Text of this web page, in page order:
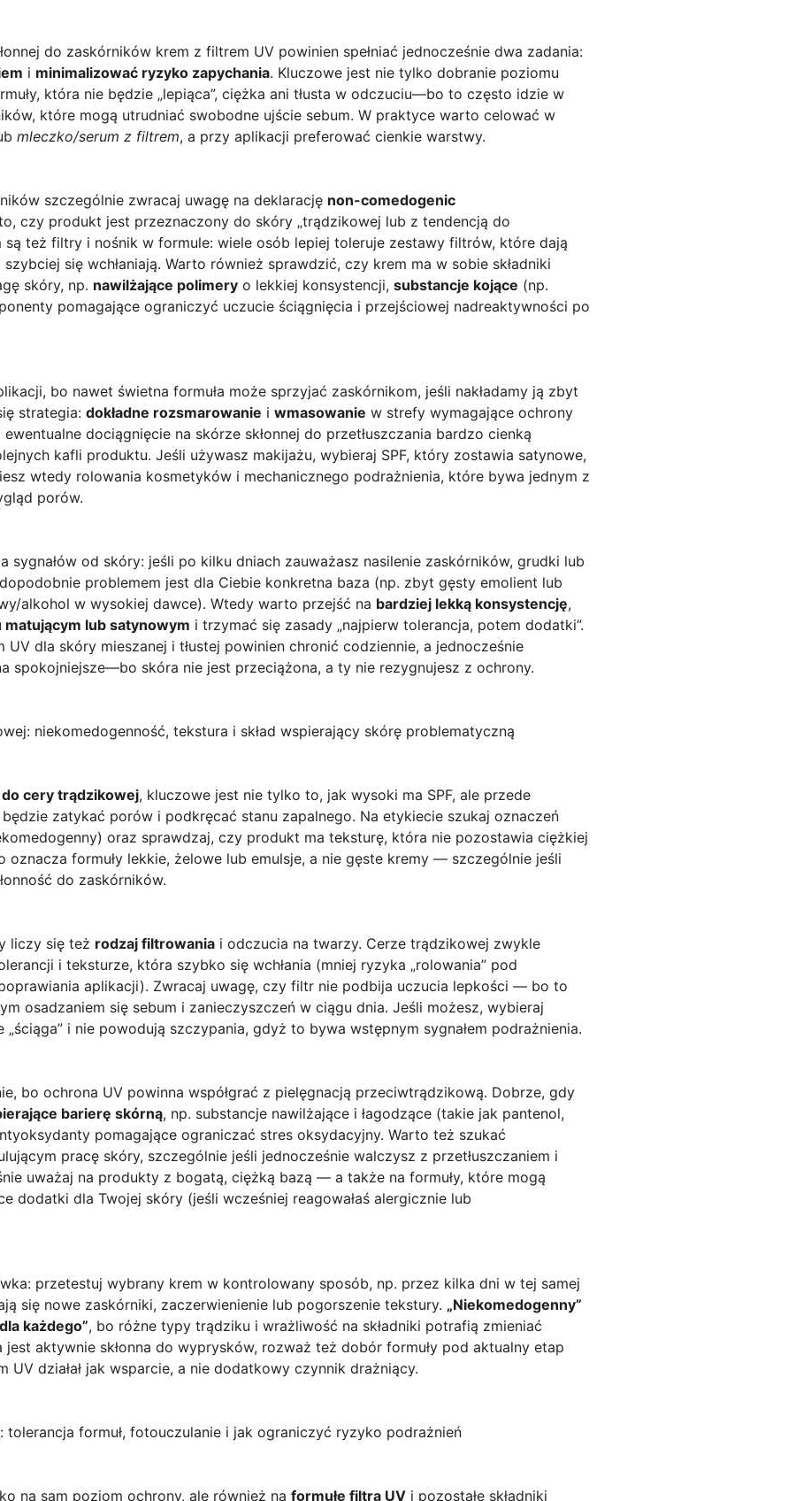
do zaskórników krem z filtrem UV powinien spełniać jednocześnie dwa zadania:
i minimalizować ryzyko zapychania. Kluczowe jest nie tylko dobranie poziomu
która nie będzie „lepiąca”, ciężka ani tłusta w odczuciu—bo to często idzie w
które mogą utrudniać swobodne ujście sebum. W praktyce warto celować w
mleczko/serum z filtrem, a przy aplikacji preferować cienkie warstwy.
szczególnie zwracaj uwagę na deklarację non-comedogenic
czy produkt jest przeznaczony do skóry „trądzikowej lub z tendencją do
są też filtry i nośnik w formule: wiele osób lepiej toleruje zestawy filtrów, które dają
się wchłaniają. Warto również sprawdzić, czy krem ma w sobie składniki
skóry, np. nawilżające polimery o lekkiej konsystencji, substancje kojące (np.
pomagające ograniczyć uczucie ściągnięcia i przejściowej nadreaktywności po
bo nawet świetna formuła może sprzyjać zaskórnikom, jeśli nakładamy ją zbyt
strategia: dokładne rozsmarowanie i wmasowanie w strefy wymagające ochrony
dociągnięcie na skórze skłonnej do przetłuszczania bardzo cienką
kafli produktu. Jeśli używasz makijażu, wybieraj SPF, który zostawia satynowe,
wtedy rolowania kosmetyków i mechanicznego podrażnienia, które bywa jednym z
porów.
sygnałów od skóry: jeśli po kilku dniach zauważasz nasilenie zaskórników, grudki lub
problemem jest dla Ciebie konkretna baza (np. zbyt gęsty emolient lub
alkohol w wysokiej dawce). Wtedy warto przejść na bardziej lekką konsystencję,
lub satynowym i trzymać się zasady „najpierw tolerancja, potem dodatki”.
dla skóry mieszanej i tłustej powinien chronić codziennie, a jednocześnie
spokojniejsze—bo skóra nie jest przeciążona, a ty nie rezygnujesz z ochrony.
niekomedogenność, tekstura i skład wspierający skórę problematyczną
cery trądzikowej, kluczowe jest nie tylko to, jak wysoki ma SPF, ale przede
zatykać porów i podkręcać stanu zapalnego. Na etykiecie szukaj oznaczeń
oraz sprawdzaj, czy produkt ma teksturę, która nie pozostawia ciężkiej
formuły lekkie, żelowe lub emulsje, a nie gęste kremy — szczególnie jeśli
do zaskórników.
liczy się też rodzaj filtrowania i odczucia na twarzy. Cerze trądzikowej zwykle
i teksturze, która szybko się wchłania (mniej ryzyka „rolowania” pod
aplikacji). Zwracaj uwagę, czy filtr nie podbija uczucia lepkości — bo to
osadzaniem się sebum i zanieczyszczeń w ciągu dnia. Jeśli możesz, wybieraj
i nie powodują szczypania, gdyż to bywa wstępnym sygnałem podrażnienia.
bo ochrona UV powinna współgrać z pielęgnacją przeciwtrądzikową. Dobrze, gdy
barierę skórną, np. substancje nawilżające i łagodzące (takie jak pantenol,
pomagające ograniczać stres oksydacyjny. Warto też szukać
pracę skóry, szczególnie jeśli jednocześnie walczysz z przetłuszczaniem i
uważaj na produkty z bogatą, ciężką bazą — a także na formuły, które mogą
dodatki dla Twojej skóry (jeśli wcześniej reagowałaś alergicznie lub
przetestuj wybrany krem w kontrolowany sposób, np. przez kilka dni w tej samej
się nowe zaskórniki, zaczerwienienie lub pogorszenie tekstury. „Niekomedogenny”
każdego”, bo różne typy trądziku i wrażliwość na składniki potrafią zmieniać
jest aktywnie skłonna do wyprysków, rozważ też dobór formuły pod aktualny etap
działał jak wsparcie, a nie dodatkowy czynnik drażniący.
formuł, fotouczulanie i jak ograniczyć ryzyko podrażnień
na sam poziom ochrony, ale również na formułę filtra UV i pozostałe składniki